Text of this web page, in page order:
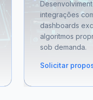
integrações com
dashboards
algoritmos
sob demanda.
Solicitar